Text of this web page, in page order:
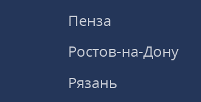
Пенза
Ростов-на-Дону
Рязань